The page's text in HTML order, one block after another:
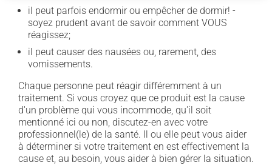
il peut parfois endormir ou empêcher de dormir! -
soyez prudent avant de savoir comment VOUS
réagissez;
il peut causer des nausées ou, rarement, des
vomissements.
Chaque personne peut réagir différemment à un
traitement. Si vous croyez que ce produit est la cause
d'un problème qui vous incommode, qu'il soit
mentionné ici ou non, discutez-en avec votre
professionnel(le) de la santé. Il ou elle peut vous aider
à déterminer si votre traitement en est effectivement la
cause et, au besoin, vous aider à bien gérer la situation.